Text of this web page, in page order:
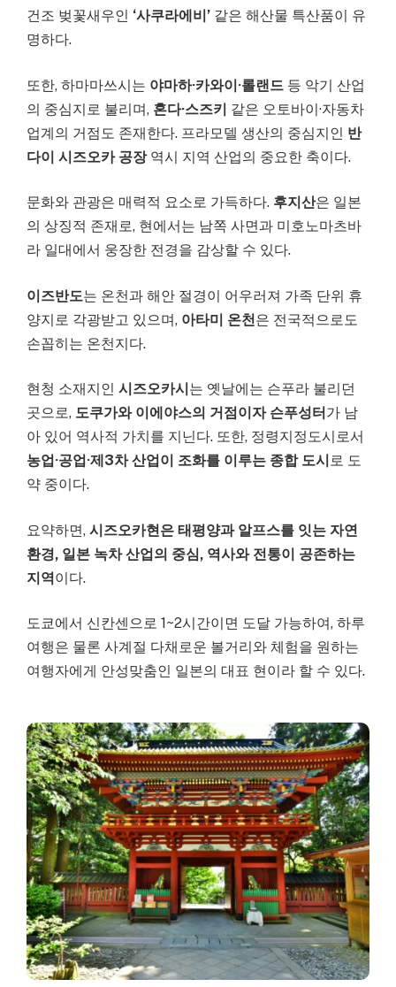
건조 벚꽃새우인 ‘사쿠라에비’ 같은 해산물 특산품이 유
명하다.
또한, 하마마쓰시는 야마하·카와이·롤랜드 등 악기 산업
의 중심지로 불리며, 혼다·스즈키 같은 오토바이·자동차
업계의 거점도 존재한다. 프라모델 생산의 중심지인 반
다이 시즈오카 공장역시 지역 산업의 중요한 축이다.
문화와 관광은 매력적 요소로 가득하다. 후지산은 일본
의 상징적 존재로, 현에서는 남쪽 사면과 미호노마츠바
라 일대에서 웅장한 전경을 감상할 수 있다.
이즈반도는 온천과 해안 절경이 어우러져 가족 단위 휴
양지로 각광받고 있으며, 아타미 온천은 전국적으로도
손꼽히는 온천지다.
현청 소재지인 시즈오카시 는 옛날에는 슨푸라 불리던
곳으로, 도쿠가와 이에야스의 거점이자 슨푸성터 가 남
아 있어 역사적 가치를 지닌다. 또한, 정령지정도시로서
농업·공업·제3차 산업이 조화를 이루는 종합 도시 로 도
약 중이다.
요약하면, 시즈오카현은 태평양과 알프스를 잇는 자연
환경, 일본 녹차 산업의 중심, 역사와 전통이 공존하는
지역이다.
도쿄에서 신칸센으로 1~2시간이면 도달 가능하여, 하루
여행은 물론 사계절 다채로운 볼거리와 체험을 원하는
여행자에게 안성맞춤인 일본의 대표 현이라 할 수 있다.